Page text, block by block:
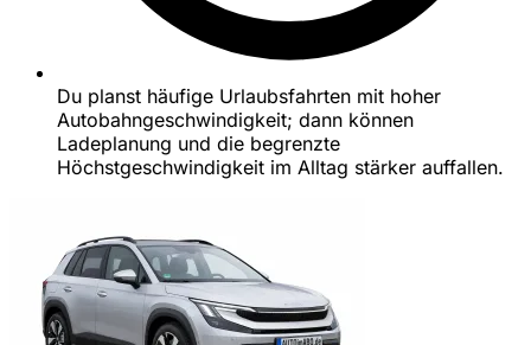
Du planst häufige Urlaubsfahrten mit hoher
Autobahngeschwindigkeit; dann können
Ladeplanung und die begrenzte
Höchstgeschwindigkeit im Alltag stärker auffallen.